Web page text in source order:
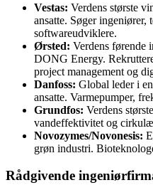
Vestas: Verdens største
ansatte. Søger ingeniører,
softwareudviklere.
Ørsted: Verdens førende
DONG Energy.
project management og
Danfoss: Global leder i
ansatte. Varmepumper,
Grundfos: Verdens
vandeffektivitet og
Novozymes/Novonesis:
grøn industri.
Rådgivende